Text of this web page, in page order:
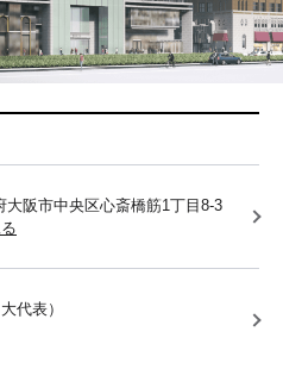
大阪市中央区心斎橋筋1丁目8-3
代表）